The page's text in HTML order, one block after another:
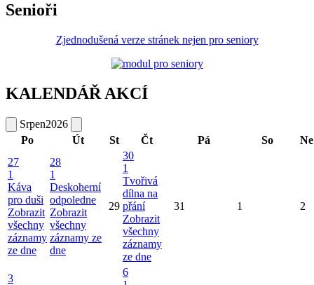
Senioři
Zjednodušená verze stránek nejen pro seniory
KALENDÁŘ AKCÍ
Srpen2026
Po
Út St Čt Pá So
Ne
27
1
Káva
pro duši
Zobrazit
všechny
záznamy
ze dne
28
1
Deskoherní
odpoledne
Zobrazit
všechny
záznamy ze
dne
29
30
1
Tvořivá
dílna na
přání
Zobrazit
všechny
záznamy
ze dne
31 1 2
3
6